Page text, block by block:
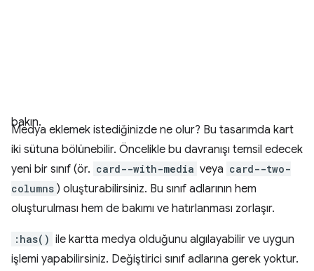
bakın.
Medya eklemek istediğinizde ne olur? Bu tasarımda kart
iki sütuna bölünebilir. Öncelikle bu davranışı temsil edecek
yeni bir sınıf (ör. card--with-media veya card--two-
columns ) oluşturabilirsiniz. Bu sınıf adlarının hem
oluşturulması hem de bakımı ve hatırlanması zorlaşır.
:has() ile kartta medya olduğunu algılayabilir ve uygun
işlemi yapabilirsiniz. Değiştirici sınıf adlarına gerek yoktur.